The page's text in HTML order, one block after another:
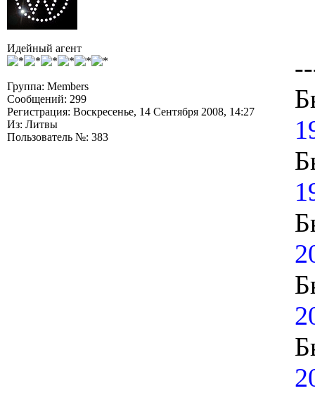
Идейный агент
Группа: Members
Сообщений: 299
Регистрация: Воскресенье, 14 Сентября 2008, 14:27
Из: Литвы
Пользователь №: 383